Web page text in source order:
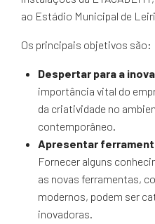
ao Estádio Municipal de
Os principais objetivos são:
Despertar para a
importância vital do
da criatividade no
contemporâneo.
Apresentar
Fornecer alguns
as novas ferramentas,
modernos, podem ser
inovadoras.